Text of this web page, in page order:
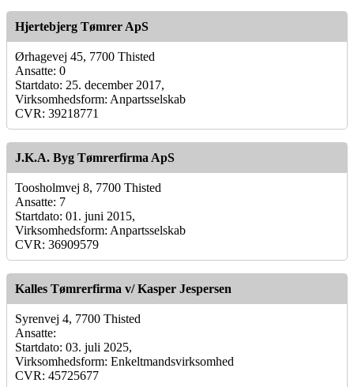
Hjertebjerg Tømrer ApS
Ørhagevej 45, 7700 Thisted
Ansatte: 0
Startdato: 25. december 2017,
Virksomhedsform: Anpartsselskab
CVR: 39218771
J.K.A. Byg Tømrerfirma ApS
Toosholmvej 8, 7700 Thisted
Ansatte: 7
Startdato: 01. juni 2015,
Virksomhedsform: Anpartsselskab
CVR: 36909579
Kalles Tømrerfirma v/ Kasper Jespersen
Syrenvej 4, 7700 Thisted
Ansatte:
Startdato: 03. juli 2025,
Virksomhedsform: Enkeltmandsvirksomhed
CVR: 45725677